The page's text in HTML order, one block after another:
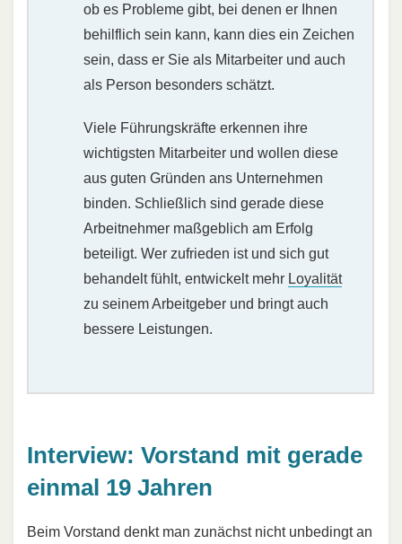
ob es Probleme gibt, bei denen er Ihnen
behilflich sein kann, kann dies ein Zeichen
sein, dass er Sie als Mitarbeiter und auch
als Person besonders schätzt.
Viele Führungskräfte erkennen ihre
wichtigsten Mitarbeiter und wollen diese
aus guten Gründen ans Unternehmen
binden. Schließlich sind gerade diese
Arbeitnehmer maßgeblich am Erfolg
beteiligt. Wer zufrieden ist und sich gut
behandelt fühlt, entwickelt mehr Loyalität
zu seinem Arbeitgeber und bringt auch
bessere Leistungen.
Interview: Vorstand mit gerade
einmal 19 Jahren
Beim Vorstand denkt man zunächst nicht unbedingt an